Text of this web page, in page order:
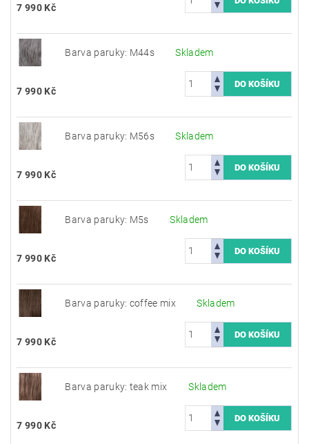
7 990 Kč
Barva paruky: M44s Skladem
7 990 Kč
Barva paruky: M56s Skladem
7 990 Kč
Barva paruky: M5s Skladem
7 990 Kč
Barva paruky: coffee mix Skladem
7 990 Kč
Barva paruky: teak mix Skladem
7 990 Kč